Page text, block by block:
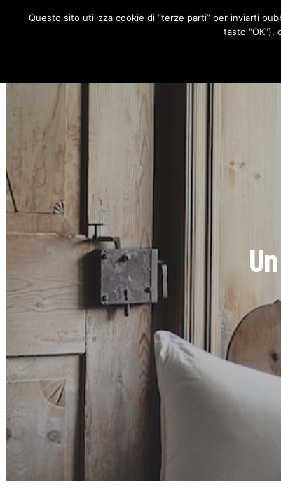
Questo sito utilizza cookie di “terze parti” per inviarti
tasto "OK"),